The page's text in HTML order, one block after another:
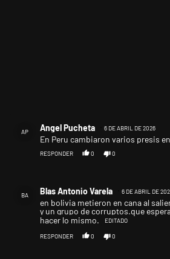
AP Angel Pucheta 6 DE ABRIL DE 2026
En Peru cambiaron varios presis
RESPONDER 0 0
BA Blas Antonio Varela 6 DE ABRIL DE
en bolivia metieron en cana al
y un grupo de corruptos.que
hacer lo mismo.
EDITADO
RESPONDER 0 0